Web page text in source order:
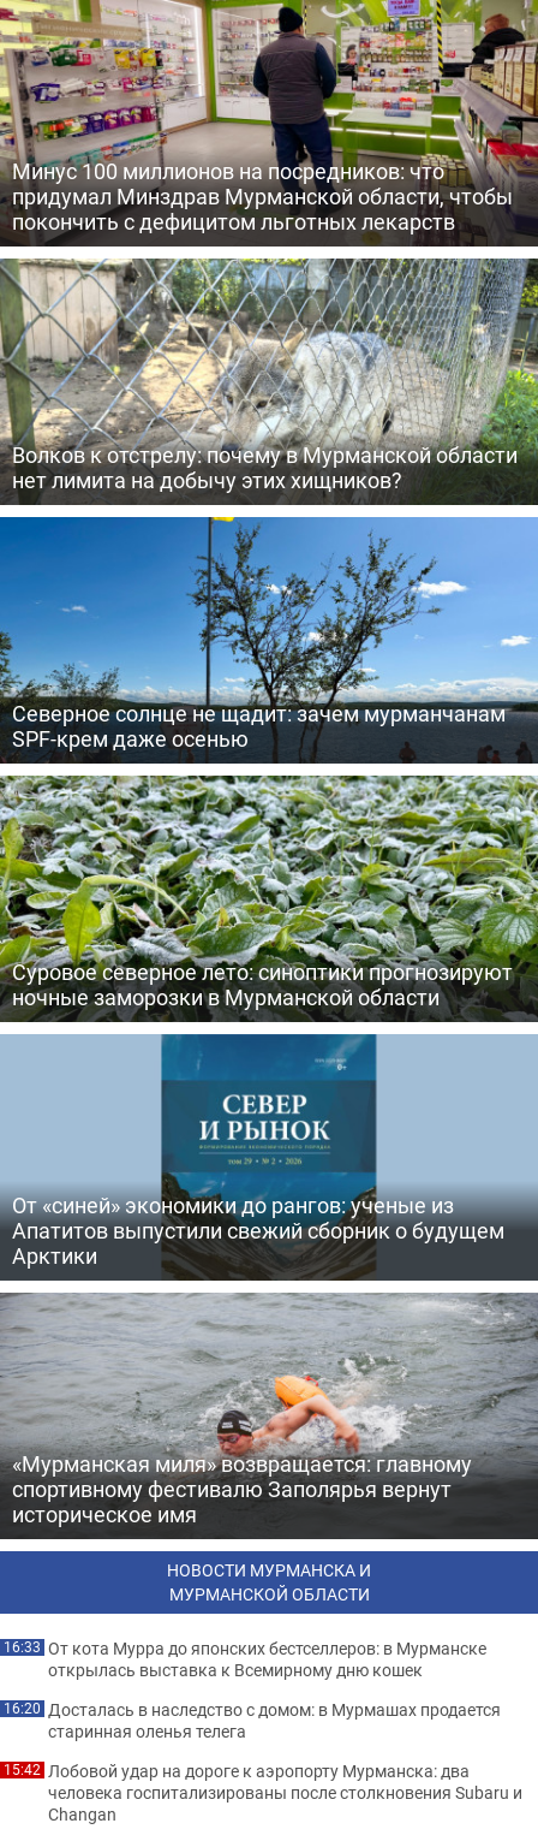
Минус 100 миллионов на посредников: что
придумал Минздрав Мурманской области, чтобы
покончить с дефицитом льготных лекарств
Волков к отстрелу: почему в Мурманской области
нет лимита на добычу этих хищников?
Северное солнце не щадит: зачем мурманчанам
SPF-крем даже осенью
Суровое северное лето: синоптики прогнозируют
ночные заморозки в Мурманской области
От «синей» экономики до рангов: ученые из
Апатитов выпустили свежий сборник о будущем
Арктики
«Мурманская миля» возвращается: главному
спортивному фестивалю Заполярья вернут
историческое имя
НОВОСТИ МУРМАНСКА И
МУРМАНСКОЙ ОБЛАСТИ
16:33 От кота Мурра до японских бестселлеров: в Мурманске
открылась выставка к Всемирному дню кошек
16:20 Досталась в наследство с домом: в Мурмашах продается
старинная оленья телега
15:42 Лобовой удар на дороге к аэропорту Мурманска: два
человека госпитализированы после столкновения Subaru и
Changan